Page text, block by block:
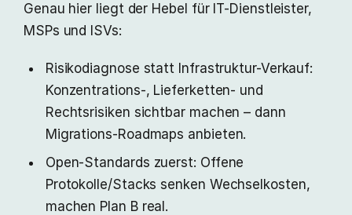
Genau hier liegt der Hebel für IT-Dienstleister,
MSPs und ISVs:
Risikodiagnose statt Infrastruktur-Verkauf:
Konzentrations-, Lieferketten- und
Rechtsrisiken sichtbar machen – dann
Migrations-Roadmaps anbieten.
Open-Standards zuerst: Offene
Protokolle/Stacks senken Wechselkosten,
machen Plan B real.